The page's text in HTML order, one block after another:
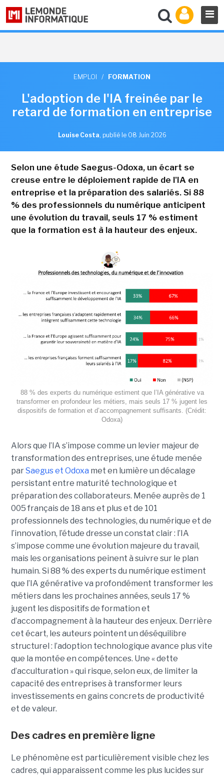
EMPLOI / FORMATION
L'adoption de l'IA freinée par le
retard de formation en entreprise
Louise Costa, publié le 08 Juin 2026
Selon une étude Saegus-Odoxa, un écart se
creuse entre le déploiement rapide de l'IA en
entreprise et la préparation des salariés. Si 88
% des professionnels du numérique anticipent
une évolution du travail, seuls 17 % estiment
que la formation est à la hauteur des enjeux.
88 % des experts du numérique estiment que l’IA générative va
transformer en profondeur les métiers, mais seuls 17 % jugent les
dispositifs de formation et d’accompagnement suffisants. (Crédit:
Odoxa)
Alors que l’IA s’impose comme un levier majeur de
transformation des entreprises, une étude menée
parSaegus et Odoxa met en lumière un décalage
persistant entre maturité technologique et
préparation des collaborateurs. Menée auprès de 1
005 français de 18 ans et plus et de 101
professionnels des technologies, du numérique et de
l’innovation, l’étude dresse un constat clair : l’IA
s’impose comme une évolution majeure du travail,
mais les organisations peinent à suivre sur le plan
humain. Si 88 % des experts du numérique estiment
que l’IA générative va profondément transformer les
métiers dans les prochaines années, seuls 17 %
jugent les dispositifs de formation et
d’accompagnement à la hauteur des enjeux. Derrière
cet écart, les auteurs pointent un déséquilibre
structurel : l’adoption technologique avance plus vite
que la montée en compétences. Une « dette
d’acculturation » qui risque, selon eux, de limiter la
capacité des entreprises à transformer leurs
investissements en gains concrets de productivité
et de valeur.
Des cadres en première ligne
Le phénomène est particulièrement visible chez les
cadres, qui apparaissent comme les plus lucides sur